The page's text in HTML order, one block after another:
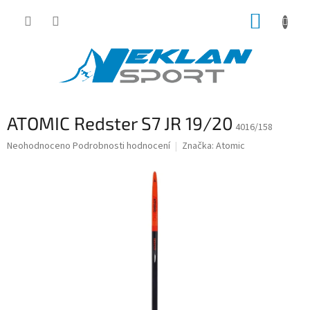
ATOMIC Redster S7 JR 19/20 4016/158
Průměrné
Neohodnoceno Podrobnosti hodnocení Značka: Atomic